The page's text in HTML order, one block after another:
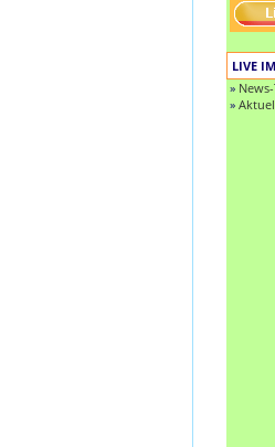
LIVE
»
»